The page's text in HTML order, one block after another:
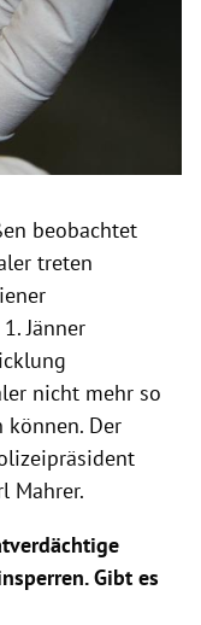
beobachtet
treten
Jänner
nicht mehr so
Der
Mahrer.
Gibt es